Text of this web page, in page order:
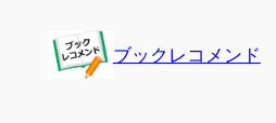
ブックレコメンド